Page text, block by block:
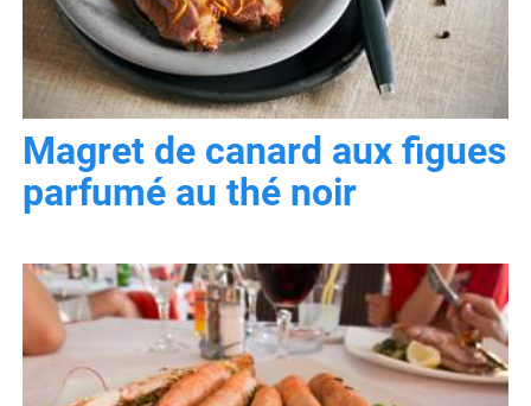
Magret de canard aux figues
parfumé au thé noir